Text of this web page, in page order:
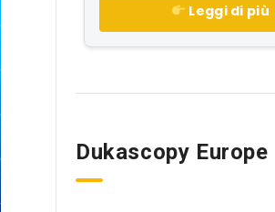
Leggi di più
Dukascopy Europe